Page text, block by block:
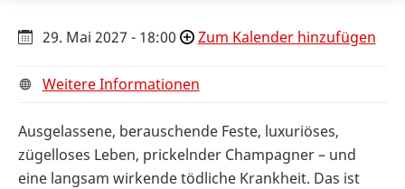
29. Mai 2027 - 18:00 Zum Kalender hinzufügen
Weitere Informationen
Ausgelassene, berauschende Feste, luxuriöses,
zügelloses Leben, prickelnder Champagner – und
eine langsam wirkende tödliche Krankheit. Das ist